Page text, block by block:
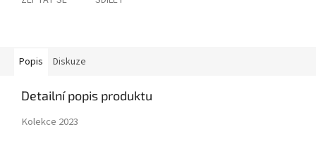
Popis Diskuze
Detailní popis produktu
Kolekce 2023